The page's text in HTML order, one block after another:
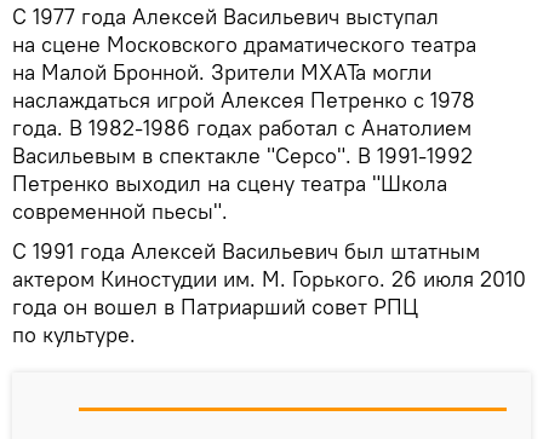
C 1977 года Алексей Васильевич выступал
на сцене Московского драматического театра
на Малой Бронной. Зрители МХАТа могли
наслаждаться игрой Алексея Петренко с 1978
года. В 1982-1986 годах работал с Анатолием
Васильевым в спектакле "Серсо". В 1991-1992
Петренко выходил на сцену театра "Школа
современной пьесы".
С 1991 года Алексей Васильевич был штатным
актером Киностудии им. М. Горького. 26 июля 2010
года он вошел в Патриарший совет РПЦ
по культуре.